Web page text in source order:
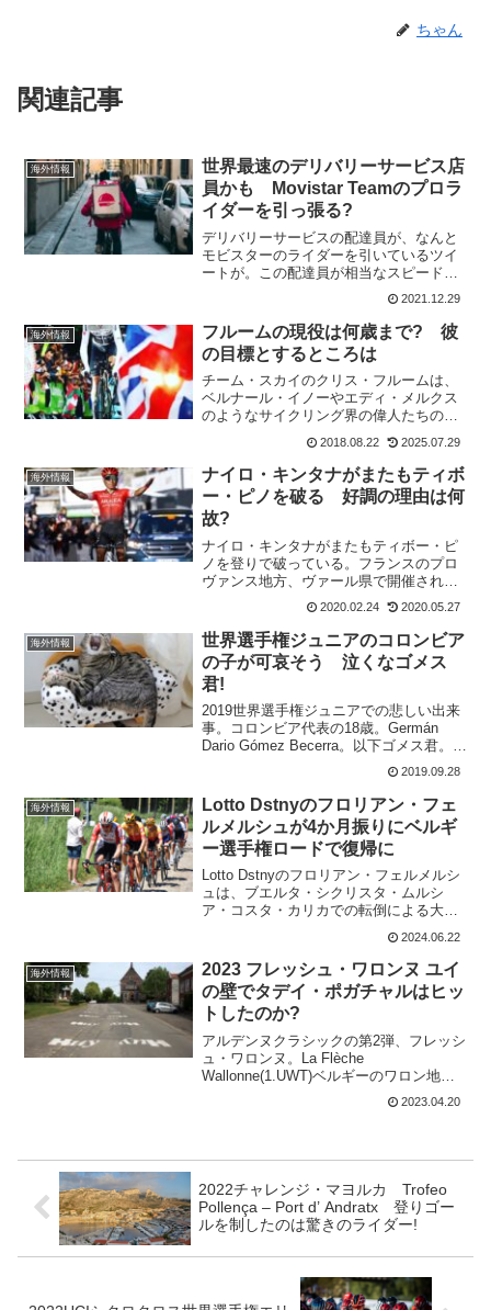
ちゃん
関連記事
海外情報
世界最速のデリバリーサービス店
員かも Movistar Teamのプロラ
イダーを引っ張る?
デリバリーサービスの配達員が、なんと
モビスターのライダーを引いているツイ
ートが。この配達員が相当なスピードで
荷物を運んでいるのは間違いない。以下
のツイートでガーミンの表示が映される
のだけど、私はガーミン使ってないので
表示がどうなっていのかわ...
2021.12.29
海外情報
フルームの現役は何歳まで? 彼
の目標とするところは
チーム・スカイのクリス・フルームは、
ベルナール・イノーやエディ・メルクス
のようなサイクリング界の偉人たちの一
人になるとはまだ考えていない。現在33
歳のクリス・フルームはそのキャリアを
終えるまでに、5回目のツール・ド・フラ
ンスの優勝を目指して...
2018.08.22 2025.07.29
海外情報
ナイロ・キンタナがまたもティボ
ー・ピノを破る 好調の理由は何
故?
ナイロ・キンタナがまたもティボー・ピ
ノを登りで破っている。フランスのプロ
ヴァンス地方、ヴァール県で開催された
ツール・デュ・オー・ヴァルは3日間のス
テージレース。第2ステージのペゴマ～コ
ル・デスでの登りで独走勝利。最終日も
ロマン・バルデ、リッ...
2020.02.24 2020.05.27
海外情報
世界選手権ジュニアのコロンビア
の子が可哀そう 泣くなゴメス
君!
2019世界選手権ジュニアでの悲しい出来
事。コロンビア代表の18歳。Germán
Dario Gómez Becerra。以下ゴメス君。ゴ
メス君は、スタートから80km地点でチュ
ーブラータイヤがリムから外れてしまう
トラブル。幸いクラッシュせ...
2019.09.28
海外情報
Lotto Dstnyのフロリアン・フェ
ルメルシュが4か月振りにベルギ
ー選手権ロードで復帰に
Lotto Dstnyのフロリアン・フェルメルシ
ュは、ブエルタ・シクリスタ・ムルシ
ア・コスタ・カリカでの転倒による大腿
骨骨折のため、リハビリを行っていた。
フロリアン・フェルメルシュは、6月23日
のベルギー選手権ロードから復帰するこ
とが決定。...
2024.06.22
海外情報
2023 フレッシュ・ワロンヌ ユイ
の壁でタデイ・ポガチャルはヒッ
トしたのか?
アルデンヌクラシックの第2弾、フレッシ
ュ・ワロンヌ。La Flèche
Wallonne(1.UWT)ベルギーのワロン地域
を回るワンデイレース。フレッシュはフ
ランス語で矢を意味している。過去の優
2023.04.20
2022チャレンジ・マヨルカ Trofeo
Pollença – Port d’ Andratx 登りゴー
ルを制したのは驚きのライダー!